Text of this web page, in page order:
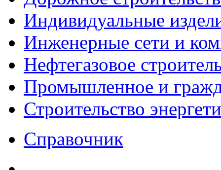
Индивидуальные
Инженерные сети и
Нефтегазовое
Промышленное и
Строительство
Справочник